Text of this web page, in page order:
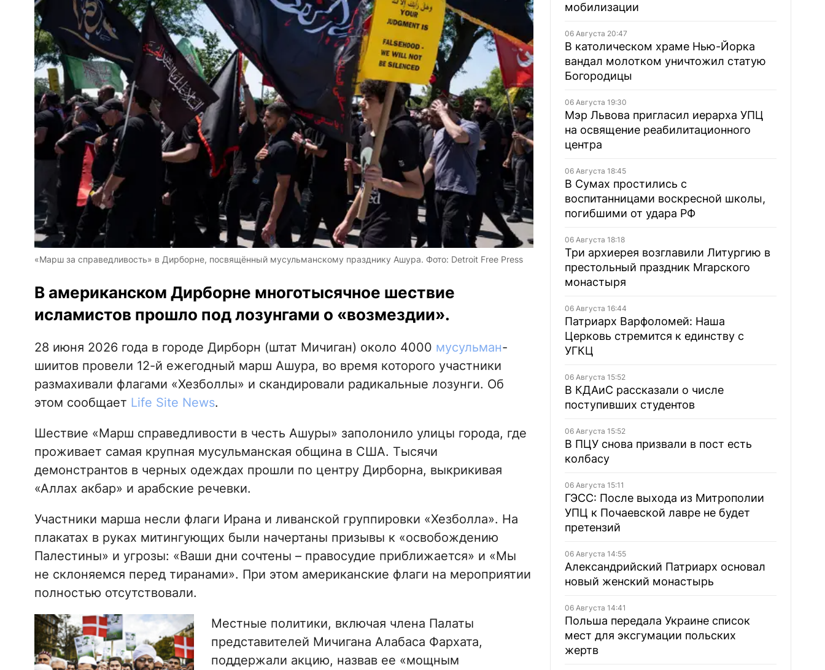
«Марш за справедливость» в Дирборне, посвящённый мусульманскому празднику Ашура. Фото: Detroit Free Press
В американском Дирборне многотысячное шествие
исламистов прошло под лозунгами о «возмездии».
28 июня 2026 года в городе Дирборн (штат Мичиган) около 4000 мусульман-
шиитов провели 12-й ежегодный марш Ашура, во время которого участники
размахивали флагами «Хезболлы» и скандировали радикальные лозунги. Об
этом сообщает Life Site News.
Шествие «Марш справедливости в честь Ашуры» заполонило улицы города, где
проживает самая крупная мусульманская община в США. Тысячи
демонстрантов в черных одеждах прошли по центру Дирборна, выкрикивая
«Аллах акбар» и арабские речевки.
Участники марша несли флаги Ирана и ливанской группировки «Хезболла». На
плакатах в руках митингующих были начертаны призывы к «освобождению
Палестины» и угрозы: «Ваши дни сочтены – правосудие приближается» и «Мы
не склоняемся перед тиранами». При этом американские флаги на мероприятии
полностью отсутствовали.
Местные политики, включая члена Палаты
представителей Мичигана Алабаса Фархата,
поддержали акцию, назвав ее «мощным
мобилизации
06 Августа 20:47
В католическом храме Нью-Йорка
вандал молотком уничтожил статую
Богородицы
06 Августа 19:30
Мэр Львова пригласил иерарха УПЦ
на освящение реабилитационного
центра
06 Августа 18:45
В Сумах простились с
воспитанницами воскресной школы,
погибшими от удара РФ
06 Августа 18:18
Три архиерея возглавили Литургию в
престольный праздник Мгарского
монастыря
06 Августа 16:44
Патриарх Варфоломей: Наша
Церковь стремится к единству с
УГКЦ
06 Августа 15:52
В КДАиС рассказали о числе
поступивших студентов
06 Августа 15:52
В ПЦУ снова призвали в пост есть
колбасу
06 Августа 15:11
ГЭСС: После выхода из Митрополии
УПЦ к Почаевской лавре не будет
претензий
06 Августа 14:55
Александрийский Патриарх основал
новый женский монастырь
06 Августа 14:41
Польша передала Украине список
мест для эксгумации польских
жертв